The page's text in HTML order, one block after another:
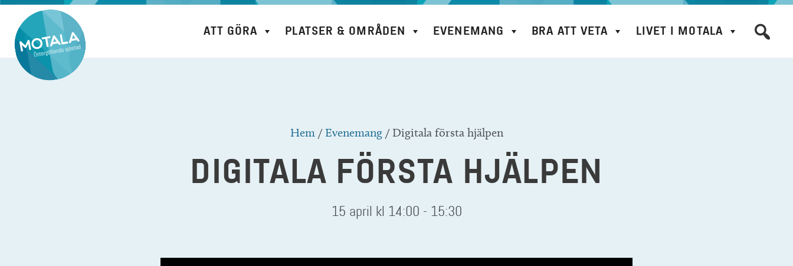
Hoppa
innehåll
ATT GÖRA PLATSER & OMRÅDEN EVENEMANG BRA ATT VETA LIVET I MOTALA
Hem /Evenemang/ Digitala första hjälpen
DIGITALA FÖRSTA HJÄLPEN
15 april kl 14:00 - 15:30